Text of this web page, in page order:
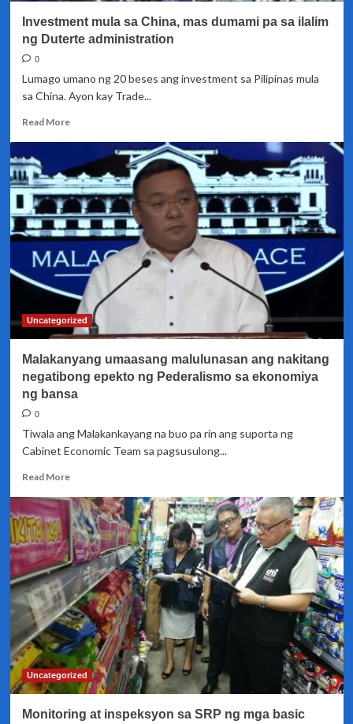
ng
hotdog
dahil
sa
virus
Investment mula sa China, mas dumami pa sa ilalim
ng Duterte administration
0
Lumago umano ng 20 beses ang investment sa Pilipinas mula
sa China. Ayon kay Trade...
Read MoreRead
Investment
mula
sa
China,
mas
dumami
pa
sa
ilalim
ng
Duterte
administration
Uncategorized
Malakanyang umaasang malulunasan ang nakitang
negatibong epekto ng Pederalismo sa ekonomiya
ng bansa
0
Tiwala ang Malakankayang na buo pa rin ang suporta ng
Cabinet Economic Team sa pagsusulong...
Read MoreRead
about
Malakanyang
umaasang
malulunasan
ang
nakitang
negatibong
epekto
ng
Pederalismo
sa
ekonomiya
ng
Uncategorized
Monitoring at inspeksyon sa SRP ng mga basic